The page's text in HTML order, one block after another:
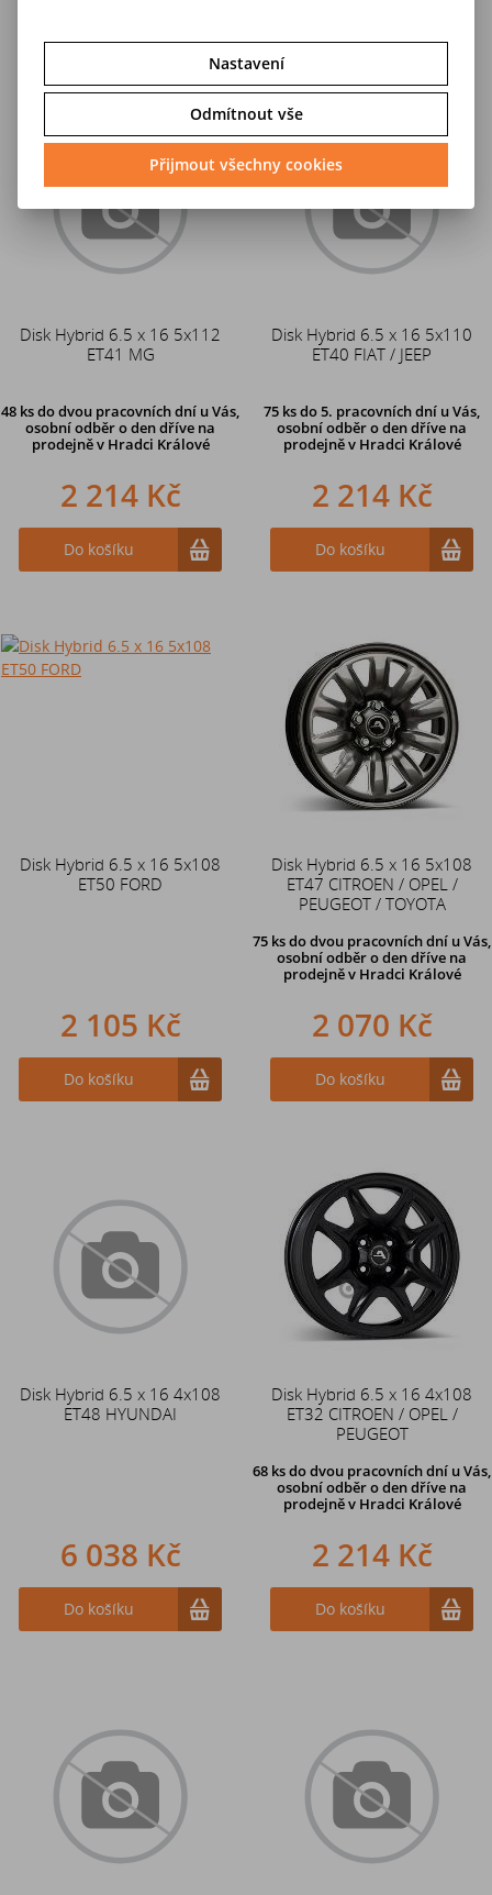
Disk Hybrid 6.5 x 16 5x112
ET41 MG
48 ksdo dvou pracovních dní u Vás,
osobní odběr o den dříve na
prodejně v Hradci Králové
2 214 Kč
Do košíku
Disk Hybrid 6.5 x 16 5x110
ET40 FIAT / JEEP
75 ksdo 5. pracovních dní u Vás,
osobní odběr o den dříve na
prodejněv Hradci Králové
2 214 Kč
Do košíku
Disk Hybrid 6.5 x 16 5x108
ET50 FORD
2 105 Kč
Do košíku
Disk Hybrid 6.5 x 16 5x108
ET47 CITROEN / OPEL /
PEUGEOT / TOYOTA
75 ksdo dvou pracovních dní u Vás,
osobní odběr o den dříve na
prodejně v Hradci Králové
2 070 Kč
Do košíku
Disk Hybrid 6.5 x 16 4x108
ET48 HYUNDAI
6 038 Kč
Do košíku
Disk Hybrid 6.5 x 16 4x108
ET32 CITROEN / OPEL /
PEUGEOT
68 ksdo dvou pracovních dní u Vás,
osobní odběr o den dříve na
prodejně v Hradci Králové
2 214 Kč
Do košíku
Nastavení
Odmítnout vše
Přijmout všechny cookies